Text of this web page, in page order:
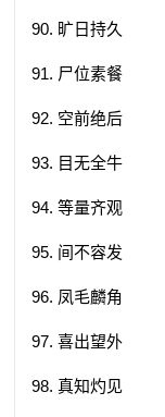
90. 旷日持久
91. 尸位素餐
92. 空前绝后
93. 目无全牛
94. 等量齐观
95. 间不容发
96. 凤毛麟角
97. 喜出望外
98. 真知灼见